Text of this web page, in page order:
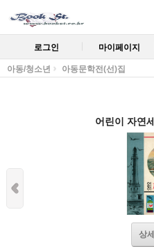
로그인 마이페이지
아동/청소년 아동문학전(선)집
어린이 자연
상